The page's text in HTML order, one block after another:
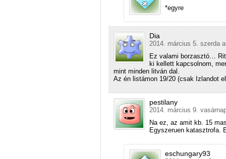
*egyre
Dia
2014. március 5. szerda
Ez valami borzasztó…
ki kellett kapcsolnom,
mint minden litván dal.
Az én listámon 19/20 (csak Izlandot
pestilany
2014. március 9.
Na ez, az amit kb. 15
Egyszeruen katasztrofa.
eschungary93